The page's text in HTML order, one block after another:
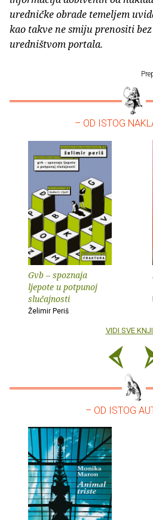
uredničke obrade temeljem
kao takve ne smiju prenositi
uredništvom portala.
– OD ISTOG
Gvb – spoznaja
ljepote u potpunoj
slučajnosti
Želimir Periš
VIDI SVE
– OD ISTOG